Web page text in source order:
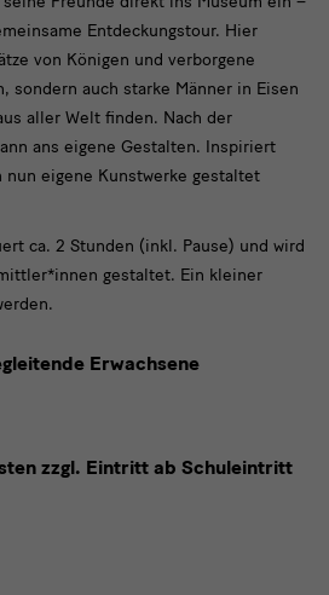
Entdeckungstour. Hier
von Königen und verborgene
sondern auch starke Männer in Eisen
aller Welt finden. Nach der
ans eigene Gestalten. Inspiriert
nun eigene Kunstwerke gestaltet
ca. 2 Stunden (inkl. Pause) und wird
gestaltet. Ein kleiner
Erwachsene
zzgl. Eintritt ab Schuleintritt